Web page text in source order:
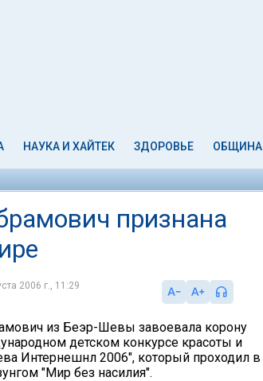
НАУКА И ХАЙТЕК ЗДОРОВЬЕ ОБЩИНА
признана
2006 г., 11:29
из Беэр-Шевы завоевала корону
детском конкурсе красоты и
Интернешнл 2006", который проходил в
"Мир без насилия".